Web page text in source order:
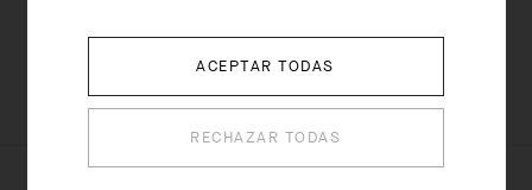
€ 1'780
ACEPTAR TODAS
RECHAZAR TODAS